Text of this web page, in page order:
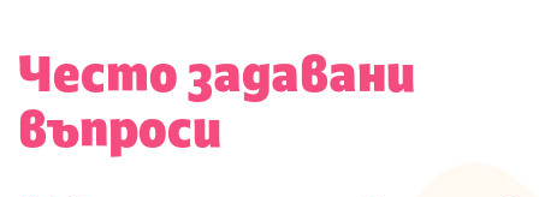
Често задавани
въпроси